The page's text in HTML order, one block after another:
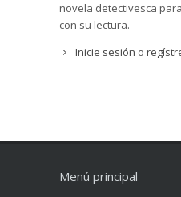
novela detectivesca
con su lectura.
Inicie sesión o
Menú principal